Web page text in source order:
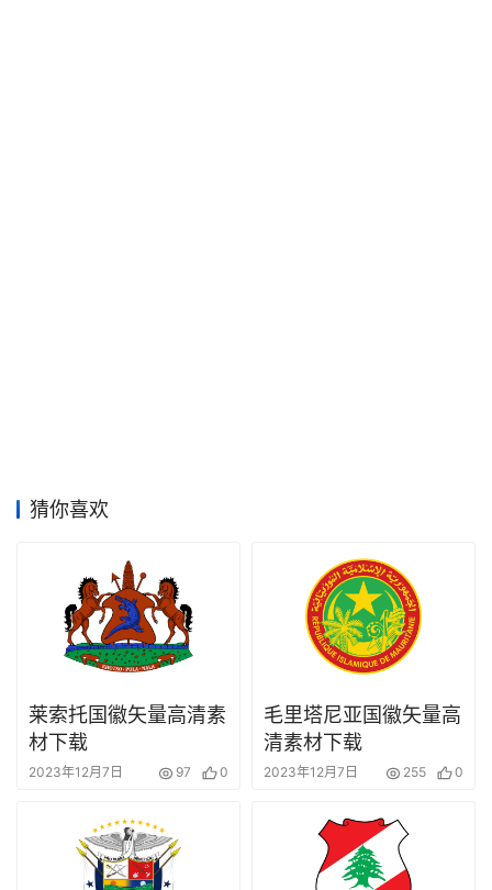
猜你喜欢
莱索托国徽矢量高清素
材下载
2023年12月7日 97 0
毛里塔尼亚国徽矢量高
清素材下载
2023年12月7日 255 0